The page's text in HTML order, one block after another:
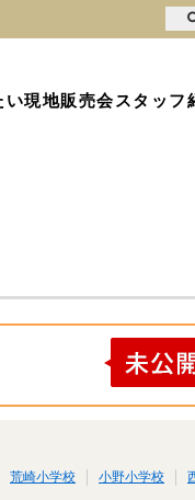
い現地販売会スタッフ
荒崎小学校 小野小学校